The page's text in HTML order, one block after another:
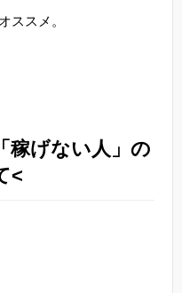
ススメ。
稼げない人」の
<